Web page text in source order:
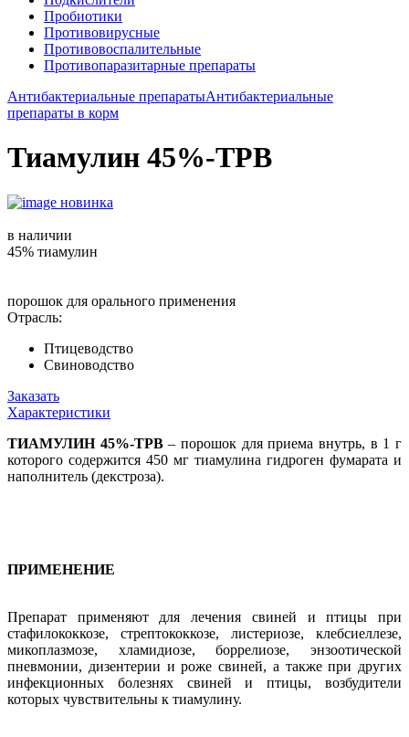
Пробиотики
Противовирусные
Противовоспалительные
Противопаразитарные препараты
Антибактериальные препаратыАнтибактериальные
препараты в корм
Тиамулин 45%-ТРВ
новинка
в наличии
45% тиамулин
порошок для орального применения
Отрасль:
Птицеводство
Свиноводство
Заказать
Характеристики
ТИАМУЛИН 45%-ТРВ– порошок для приема внутрь, в 1 г
которого содержится 450 мг тиамулина гидроген фумарата и
наполнитель (декстроза).
ПРИМЕНЕНИЕ
Препарат применяют для лечения свиней и птицы при
стафилококкозе, стрептококкозе, листериозе, клебсиеллезе,
микоплазмозе, хламидиозе, боррелиозе, энзоотической
пневмонии, дизентерии и роже свиней, а также при других
инфекционных болезнях свиней и птицы, возбудители
которых чувствительны к тиамулину.